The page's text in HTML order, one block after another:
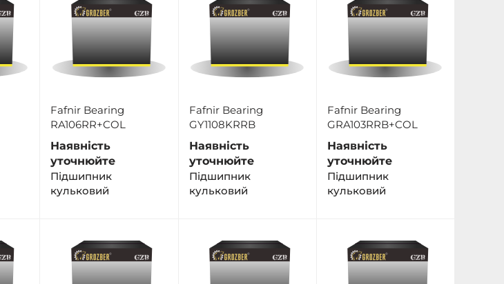
Fafnir Bearing
RA106RR+COL
Наявність
уточнюйте
Підшипник
кульковий
Fafnir Bearing
GY1108KRRB
Наявність
уточнюйте
Пiдшипник
кульковий
Fafnir Bearing
GRA103RRB+COL
Наявність
уточнюйте
Підшипник
кульковий